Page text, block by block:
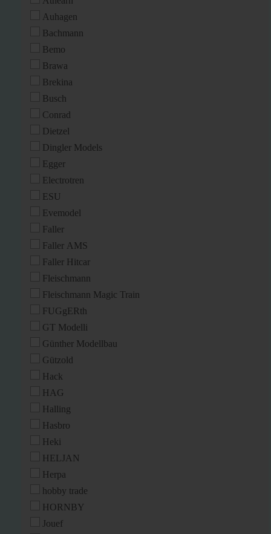
Auhagen
Bachmann
Bemo
Brawa
Brekina
Busch
Conrad
Dietzel
Dingler Models
Egger
Electrotren
ESU
Evemodel
Faller
Faller AMS
Faller Hitcar
Fleischmann
Fleischmann Magic Train
FUGgERth
GT Modelli
Günther Modellbau
Gützold
Hack
HAG
Halling
Hasbro
Heki
HELJAN
Herpa
hobby trade
HORNBY
Jouef